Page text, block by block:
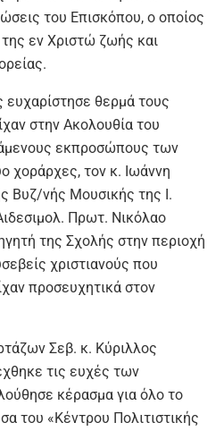
του Επισκόπου, ο οποίος
της εν Χριστώ ζωής και
θερμά τους
στην Ακολουθία του
εκπροσώπους των
χοράρχες, τον κ. Ιωάννη
Βυζ/νής Μουσικής της Ι.
Πρωτ. Νικόλαο
της Σχολής στην περιοχή
χριστιανούς που
προσευχητικά στον
Σεβ. κ. Κύριλλος
τις ευχές των
κέρασμα για όλο το
του «Κέντρου Πολιτιστικής